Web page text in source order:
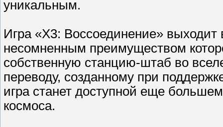
уникальным.
Игра «X3: Воссоединение»
несомненным преимуществом
собственную станцию-штаб во
переводу, созданному при
игра станет доступной еще
космоса.